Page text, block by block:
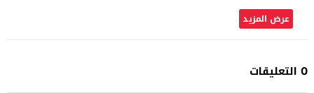
عرض المزيد
0 التعليقات